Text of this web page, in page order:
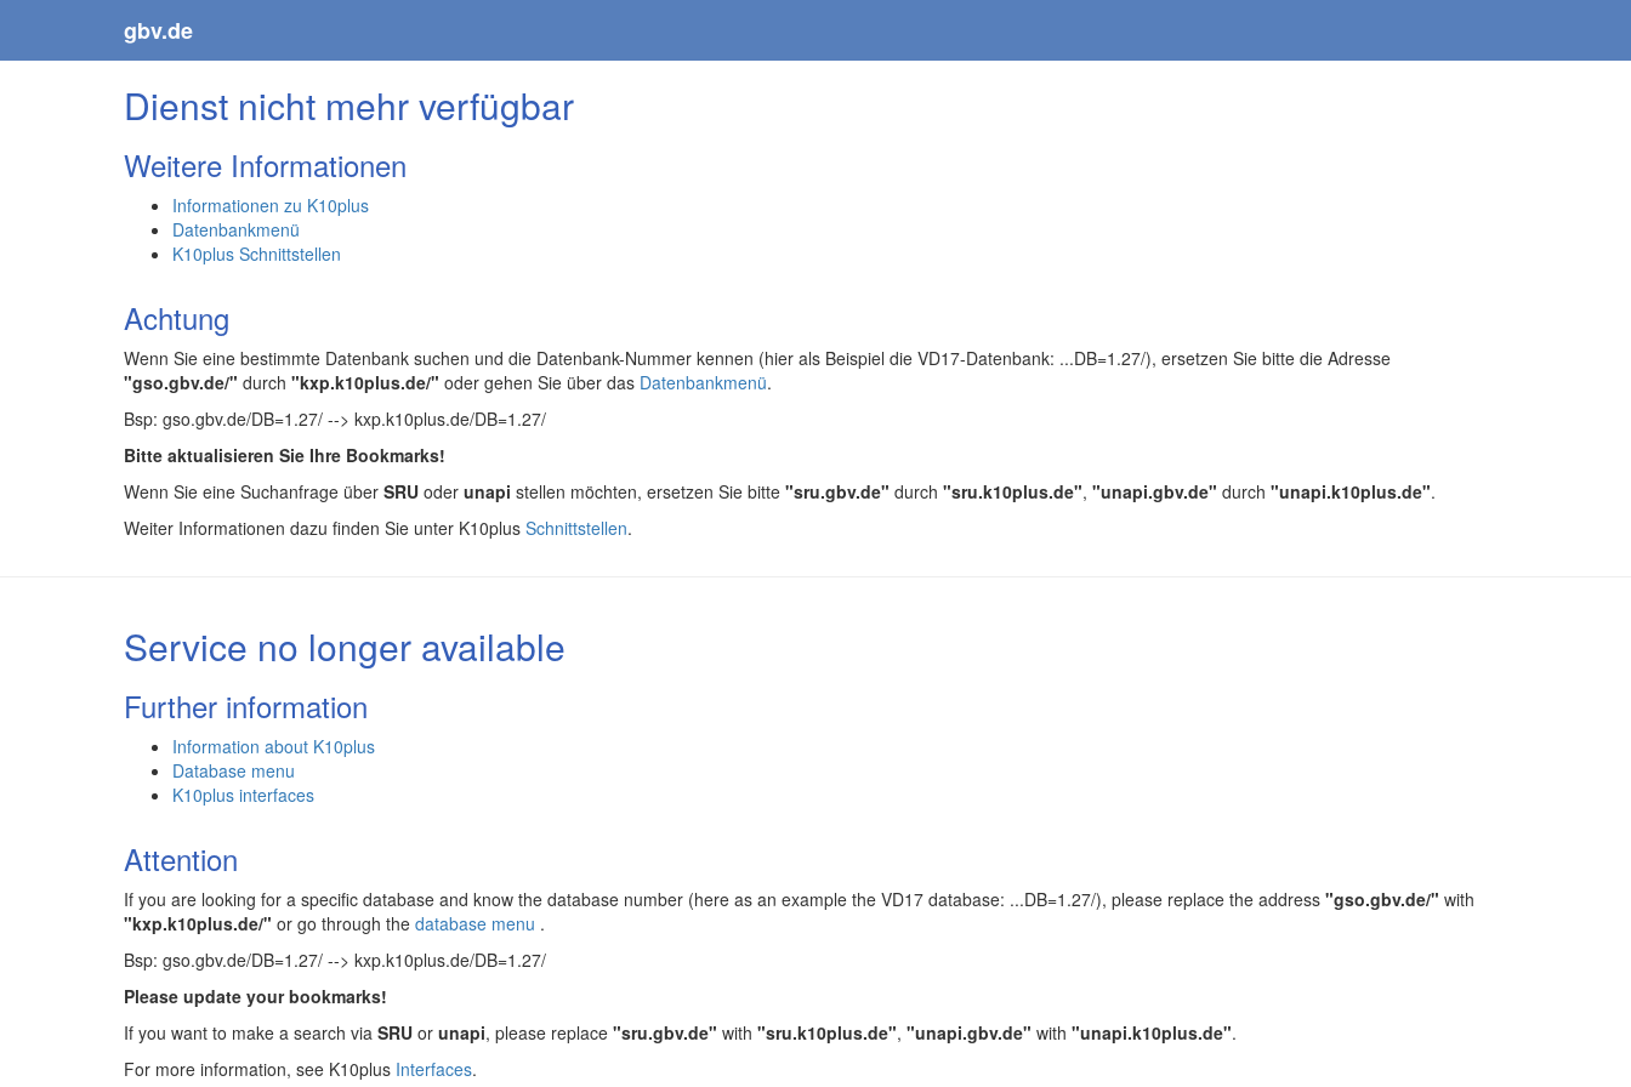
gbv.de
Dienst nicht mehr verfügbar
Weitere Informationen
Informationen zu K10plus
Datenbankmenü
K10plus Schnittstellen
Achtung
Wenn Sie eine bestimmte Datenbank suchen und die Datenbank-Nummer kennen (hier als Beispiel die VD17-Datenbank: ...DB=1.27/), ersetzen Sie bitte die Adresse
"gso.gbv.de/" durch "kxp.k10plus.de/" oder gehen Sie über das Datenbankmenü.
Bsp: gso.gbv.de/DB=1.27/ --> kxp.k10plus.de/DB=1.27/
Bitte aktualisieren Sie Ihre Bookmarks!
Wenn Sie eine Suchanfrage über SRU oder unapi stellen möchten, ersetzen Sie bitte "sru.gbv.de" durch "sru.k10plus.de", "unapi.gbv.de" durch "unapi.k10plus.de".
Weiter Informationen dazu finden Sie unter K10plus Schnittstellen.
Service no longer available
Further information
Information about K10plus
Database menu
K10plus interfaces
Attention
If you are looking for a specific database and know the database number (here as an example the VD17 database: ...DB=1.27/), please replace the address "gso.gbv.de/" with
"kxp.k10plus.de/" or go through the database menu .
Bsp: gso.gbv.de/DB=1.27/ --> kxp.k10plus.de/DB=1.27/
Please update your bookmarks!
If you want to make a search via SRU or unapi, please replace "sru.gbv.de" with "sru.k10plus.de", "unapi.gbv.de" with "unapi.k10plus.de".
For more information, see K10plus Interfaces.